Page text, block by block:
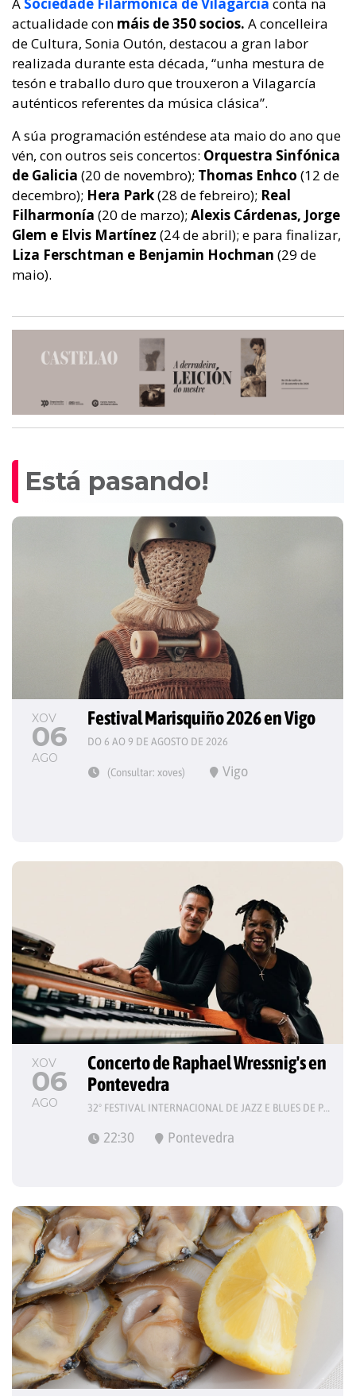
A Sociedade Filarmónica de Vilagarcía conta na
actualidade con máis de 350 socios. A concelleira
de Cultura, Sonia Outón, destacou a gran labor
realizada durante esta década, “unha mestura de
tesón e traballo duro que trouxeron a Vilagarcía
auténticos referentes da música clásica”.
A súa programación esténdese ata maio do ano que
vén, con outros seis concertos: Orquestra Sinfónica
de Galicia (20 de novembro); Thomas Enhco (12 de
decembro); Hera Park(28 de febreiro); Real
Filharmonía (20 de marzo); Alexis Cárdenas, Jorge
Glem e Elvis Martínez (24 de abril); e para finalizar,
Liza Ferschtman e Benjamin Hochman (29 de
maio).
Está pasando!
XOV
06
AGO
Festival Marisquiño 2026 en Vigo
DO 6 AO 9 DE AGOSTO DE 2026
(Consultar: xoves) Vigo
XOV
06
AGO
Concerto de Raphael Wressnig's en
Pontevedra
32º FESTIVAL INTERNACIONAL DE JAZZ E BLUES DE PONTEVEDRA
22:30 Pontevedra